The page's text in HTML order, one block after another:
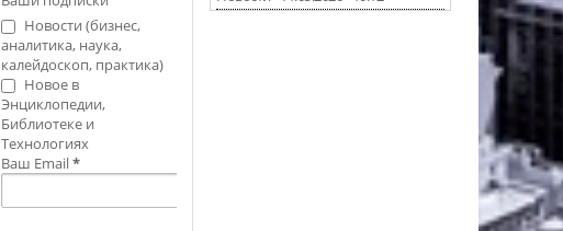
Новости (бизнес,
аналитика, наука,
калейдоскоп, практика)
Новое в
Энциклопедии,
Библиотеке и
Технологиях
Ваш Email*